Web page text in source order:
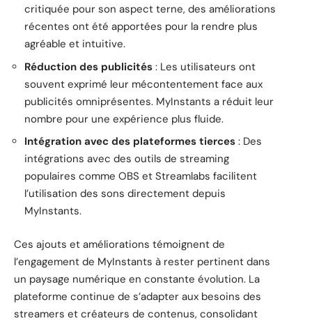
critiquée pour son aspect terne, des améliorations
récentes ont été apportées pour la rendre plus
agréable et intuitive.
Réduction des publicités : Les utilisateurs ont
souvent exprimé leur mécontentement face aux
publicités omniprésentes. MyInstants a réduit leur
nombre pour une expérience plus fluide.
Intégration avec des plateformes tierces : Des
intégrations avec des outils de streaming
populaires comme OBS et Streamlabs facilitent
l’utilisation des sons directement depuis
MyInstants.
Ces ajouts et améliorations témoignent de
l’engagement de MyInstants à rester pertinent dans
un paysage numérique en constante évolution. La
plateforme continue de s’adapter aux besoins des
streamers et créateurs de contenus, consolidant